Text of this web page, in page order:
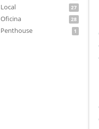
Local 27
Oficina 28
Penthouse 1